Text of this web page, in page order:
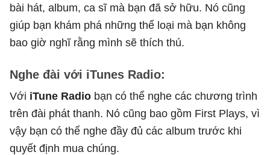
bài hát, album, ca sĩ mà bạn đã sở hữu. Nó cũng
giúp bạn khám phá những thể loại mà bạn không
bao giờ nghĩ rằng mình sẽ thích thú.
Nghe đài với iTunes Radio:
Với iTune Radio bạn có thể nghe các chương trình
trên đài phát thanh. Nó cũng bao gồm First Plays, vì
vậy bạn có thể nghe đầy đủ các album trước khi
quyết định mua chúng.